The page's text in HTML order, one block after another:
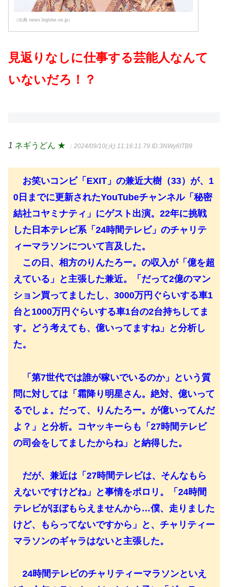
（出典 news.biglobe.ne.jp）
見返りなしに仕事する芸能人なんて
いないだろ！？
1 ネギうどん ★ ：2024/09/10(火) 11:16:11.79 ID:3NWy6ITB9
お笑いコンビ「EXIT」の兼近大樹（33）が、1
0日までに更新されたYouTubeチャンネル「秘密
結社コヤミナティ」にゲスト出演。22年に挑戦
した日本テレビ系「24時間テレビ」のチャリテ
ィーマラソンについて言及した。
この日、相方のりんたろー。の収入が「億を超
えている」と主張した兼近。「だって2億のマン
ション買ってましたし、3000万円ぐらいする車1
台と1000万円ぐらいする車1台の2台持ちしてま
す。どう考えても、億いってますね」と分析し
た。
「第7世代では誰が稼いでいるのか」という質
問に対しては「霜降り明星さん。絶対、億いって
るでしょ。だって、りんたろー。が億いってんだ
よ？」と分析。コヤッキーらも「27時間テレビ
の司会をしてましたからね」と納得した。
だが、兼近は「27時間テレビは、そんなもら
えないですけどね」と事情をポロリ。「24時間
テレビがほぼもらえませんから…僕、走りました
けど、もらってないですから」と、チャリティー
マラソンのギャラはないと主張した。
24時間テレビのチャリティーマラソンといえ